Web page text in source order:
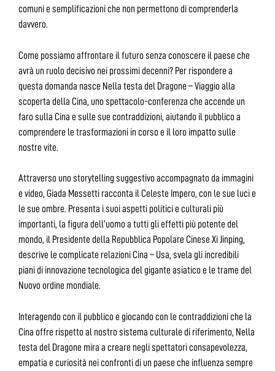
comuni e semplificazioni che non permettono di comprenderla
davvero.
Come possiamo affrontare il futuro senza conoscere il paese che
avrà un ruolo decisivo nei prossimi decenni? Per rispondere a
questa domanda nasce Nella testa del Dragone – Viaggio alla
scoperta della Cina, uno spettacolo-conferenza che accende un
faro sulla Cina e sulle sue contraddizioni, aiutando il pubblico a
comprendere le trasformazioni in corso e il loro impatto sulle
nostre vite.
Attraverso uno storytelling suggestivo accompagnato da immagini
e video, Giada Messetti racconta il Celeste Impero, con le sue luci e
le sue ombre. Presenta i suoi aspetti politici e culturali più
importanti, la figura dell’uomo a tutti gli effetti più potente del
mondo, il Presidente della Repubblica Popolare Cinese Xi Jinping,
descrive le complicate relazioni Cina – Usa, svela gli incredibili
piani di innovazione tecnologica del gigante asiatico e le trame del
Nuovo ordine mondiale.
Interagendo con il pubblico e giocando con le contraddizioni che la
Cina offre rispetto al nostro sistema culturale di riferimento, Nella
testa del Dragone mira a creare negli spettatori consapevolezza,
empatia e curiosità nei confronti di un paese che influenza sempre